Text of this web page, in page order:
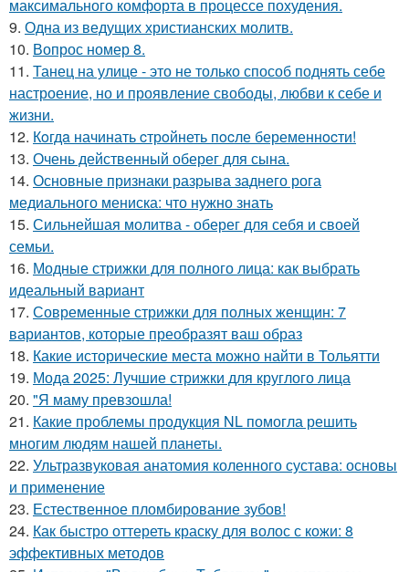
максимального комфорта в процессе похудения.
9. Одна из ведущих христианских молитв.
10. Вопрос номер 8.
11. Танец на улице - это не только способ поднять себе
настроение, но и проявление свободы, любви к себе и
жизни.
12. Кoгдa начинать cтрoйнеть пocле беременнocти!
13. Очень действенный оберег для сына.
14. Основные признаки разрыва заднего рога
медиального мениска: что нужно знать
15. Сильнейшая молитва - оберег для себя и своей
семьи.
16. Модные стрижки для полного лица: как выбрать
идеальный вариант
17. Современные стрижки для полных женщин: 7
вариантов, которые преобразят ваш образ
18. Какие исторические места можно найти в Тольятти
19. Мода 2025: Лучшие стрижки для круглого лица
20. "Я маму превзошла!
21. Какие проблемы продукция NL помогла решить
многим людям нашей планеты.
22. Ультразвуковая анатомия коленного сустава: основы
и применение
23. Естественное пломбирование зубов!
24. Как быстро оттереть краску для волос с кожи: 8
эффективных методов